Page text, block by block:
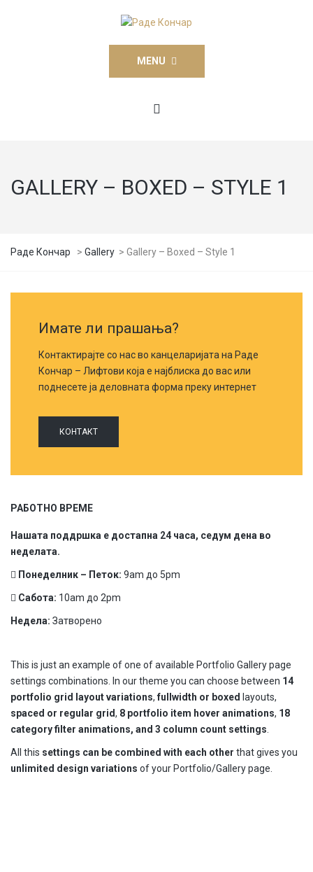
MENU
GALLERY – BOXED – STYLE 1
Раде Кончар > Gallery > Gallery – Boxed – Style 1
Имате ли прашања?
Контактирајте со нас во канцеларијата на Раде
Кончар – Лифтови која е најблиска до вас или
поднесете ја деловната форма преку интернет
КОНТАКТ
РАБОТНО ВРЕМЕ
Нашата поддршка е достапна 24 часа, седум дена во
неделата.
Понеделник – Петок: 9am до 5pm
Сабота: 10am до 2pm
Недела: Затворено
This is just an example of one of available Portfolio Gallery page
settings combinations. In our theme you can choose between 14
portfolio grid layout variations,fullwidth or boxed layouts,
spaced or regular grid, 8 portfolio item hover animations, 18
category filter animations, and 3 column count settings
All this settings can be combined with each other that gives you
unlimited design variations of your Portfolio/Gallery page.